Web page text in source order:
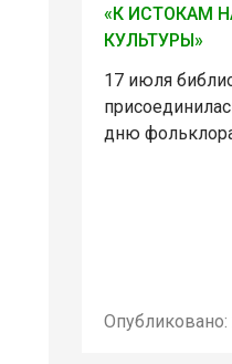
«К ИСТОКАМ
КУЛЬТУРЫ»
17 июля
дню
Опубликовано: